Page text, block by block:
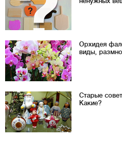
Орхидея
виды,
Старые
Какие?